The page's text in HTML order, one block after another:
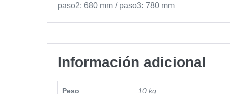
paso2: 680 mm / paso3: 780 mm
Información adicional
Peso 10 kg